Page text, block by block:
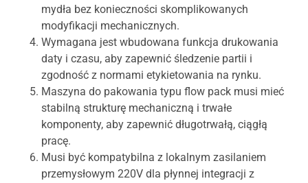
mydła bez konieczności skomplikowanych
modyfikacji mechanicznych.
Wymagana jest wbudowana funkcja drukowania
daty i czasu, aby zapewnić śledzenie partii i
zgodność z normami etykietowania na rynku.
Maszyna do pakowania typu flow pack musi mieć
stabilną strukturę mechaniczną i trwałe
komponenty, aby zapewnić długotrwałą, ciągłą
pracę.
Musi być kompatybilna z lokalnym zasilaniem
przemysłowym 220V dla płynnej integracji z